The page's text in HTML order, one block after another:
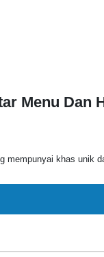
Menu Dan
mempunyai khas unik